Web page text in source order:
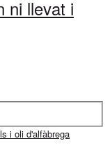
ni llevat i